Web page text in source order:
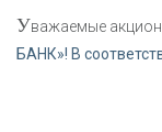
Уважаемые
БАНК»! В